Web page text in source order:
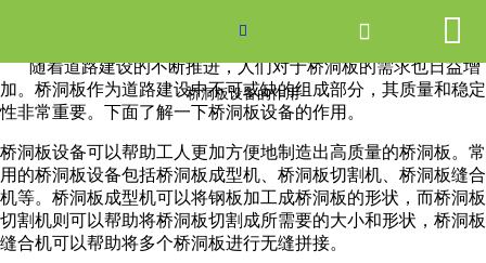
网站首页
产品中心
关于爱游戏ayx体育
走进爱游戏ayx体育

桥洞板设备的作用
 
随着道路建设的不断推进，人们对于桥洞板的需求也日益增
加。桥洞板作为道路建设中不可或缺的组成部分，其质量和稳定
性非常重要。下面了解一下桥洞板设备的作用。
桥洞板设备可以帮助工人更加方便地制造出高质量的桥洞板。常
用的桥洞板设备包括桥洞板成型机、桥洞板切割机、桥洞板缝合
机等。桥洞板成型机可以将钢板加工成桥洞板的形状，而桥洞板
切割机则可以帮助将桥洞板切割成所需要的大小和形状，桥洞板
缝合机可以帮助将多个桥洞板进行无缝拼接。